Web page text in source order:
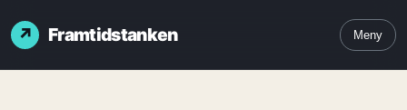
Framtidstanken Meny